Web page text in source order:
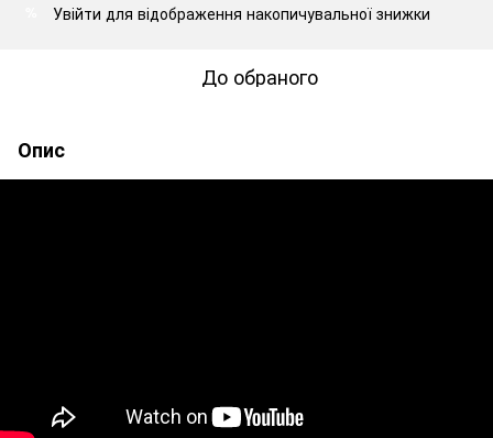
Увійти для відображення накопичувальної знижки
До обраного
Опис